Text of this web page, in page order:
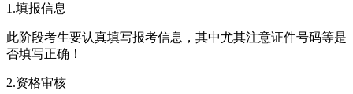
1.填报信息
此阶段考生要认真填写报考信息，其中尤其注意证件号码等是
否填写正确！
2.资格审核